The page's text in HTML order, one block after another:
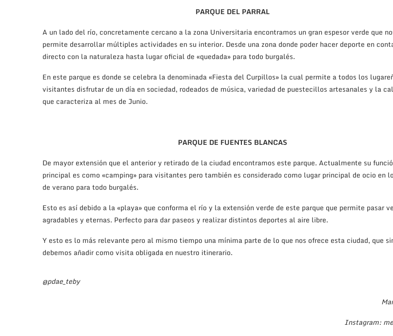
PARQUE DEL PARRAL
A un lado del río, concretamente cercano a la zona Universitaria encontramos un gran espesor verde que
permite desarrollar múltiples actividades en su interior. Desde una zona donde poder hacer deporte en
directo con la naturaleza hasta lugar oficial de «quedada» para todo burgalés.
En este parque es donde se celebra la denominada «Fiesta del Curpillos» la cual permite a todos los
visitantes disfrutar de un día en sociedad, rodeados de música, variedad de puestecillos artesanales y la
que caracteriza al mes de Junio.
PARQUE DE FUENTES BLANCAS
De mayor extensión que el anterior y retirado de la ciudad encontramos este parque. Actualmente su
principal es como «camping» para visitantes pero también es considerado como lugar principal de ocio en
de verano para todo burgalés.
Esto es así debido a la «playa» que conforma el río y la extensión verde de este parque que permite pasar
agradables y eternas. Perfecto para dar paseos y realizar distintos deportes al aire libre.
Y esto es lo más relevante pero al mismo tiempo una mínima parte de lo que nos ofrece esta ciudad, que
debemos añadir como visita obligada en nuestro itinerario.
@pdae_teby
Instagram: